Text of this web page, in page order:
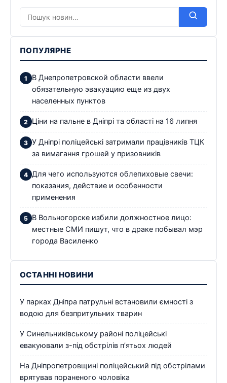
ПОПУЛЯРНЕ
В Днепропетровской области ввели
обязательную эвакуацию еще из двух
населенных пунктов
Ціни на пальне в Дніпрі та області на 16 липня
У Дніпрі поліцейські затримали працівників ТЦК
за вимагання грошей у призовників
Для чего используются облепиховые свечи:
показания, действие и особенности
применения
В Вольногорске избили должностное лицо:
местные СМИ пишут, что в драке побывал мэр
города Василенко
ОСТАННІ НОВИНИ
У парках Дніпра патрульні встановили ємності з
водою для безпритульних тварин
У Синельниківському районі поліцейські
евакуювали з-під обстрілів п’ятьох людей
На Дніпропетровщині поліцейський під обстрілами
врятував пораненого чоловіка